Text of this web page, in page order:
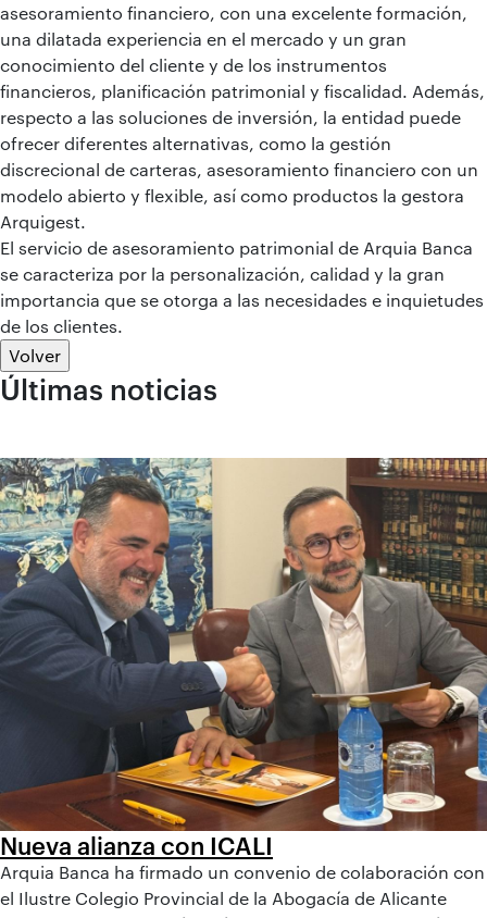
asesoramiento financiero, con una excelente formación,
una dilatada experiencia en el mercado y un gran
conocimiento del cliente y de los instrumentos
financieros, planificación patrimonial y fiscalidad. Además,
respecto a las soluciones de inversión, la entidad puede
ofrecer diferentes alternativas, como la gestión
discrecional de carteras, asesoramiento financiero con un
modelo abierto y flexible, así como productos la gestora
Arquigest.
El servicio de asesoramiento patrimonial de Arquia Banca
se caracteriza por la personalización, calidad y la gran
importancia que se otorga a las necesidades e inquietudes
de los clientes.
Volver
Últimas noticias
Nueva alianza con ICALI
Arquia Banca ha firmado un convenio de colaboración con
el Ilustre Colegio Provincial de la Abogacía de Alicante